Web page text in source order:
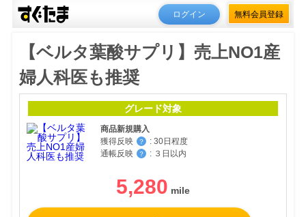
ログイン 無料会員登録
【ベルタ葉酸サプリ】売上NO1産
婦人科医も推奨
グレード対象
商品新規購入
獲得反映
？ : 30日程度
通帳反映
？ : ３日以内
5,280